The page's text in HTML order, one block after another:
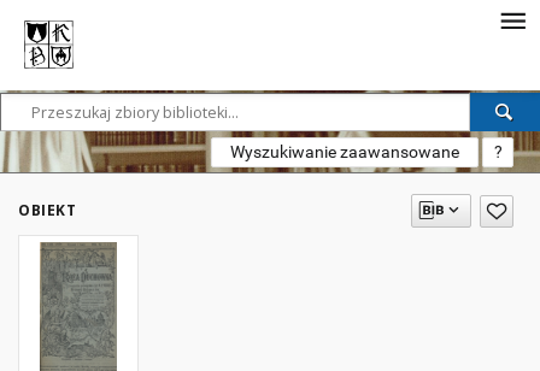
Wyszukiwanie zaawansowane ?
OBIEKT